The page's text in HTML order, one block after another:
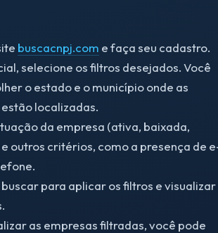
buscacnpj.com e faça seu cadastro.
selecione os filtros desejados. Você
o estado e o município onde as
localizadas.
da empresa (ativa, baixada,
e outros critérios, como a presença de
para aplicar os filtros e visualizar
as empresas filtradas, você pode